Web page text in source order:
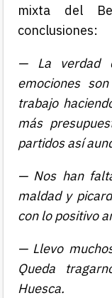
mixta del
conclusiones:
— La verdad
emociones
trabajo
más
partidos así
— Nos han
maldad y
con lo positivo
— Llevo
Queda
Huesca.